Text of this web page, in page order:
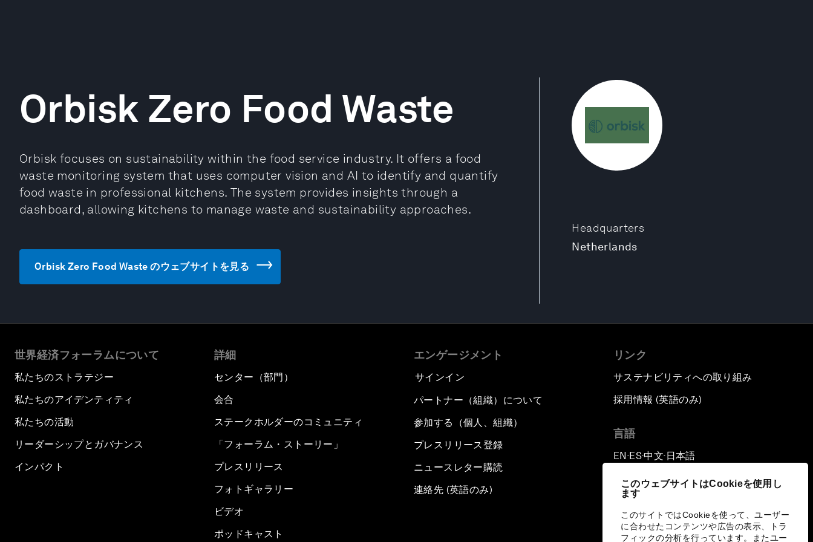
このウェブサイトはCookieを使用し
ます
このサイトではCookieを使って、ユーザー
に合わせたコンテンツや広告の表示、トラ
フィックの分析を行っています。またユー
Headquarters
Netherlands
Orbisk Zero Food Waste
Orbisk focuses on sustainability within the food service industry. It offers a food
waste monitoring system that uses computer vision and AI to identify and quantify
food waste in professional kitchens. The system provides insights through a
dashboard, allowing kitchens to manage waste and sustainability approaches.
Orbisk Zero Food Waste のウェブサイトを見る
世界経済フォーラムについて
私たちのストラテジー
私たちのアイデンティティ
私たちの活動
リーダーシップとガバナンス
インパクト
詳細
センター（部門）
会合
ステークホルダーのコミュニティ
「フォーラム・ストーリー」
プレスリリース
フォトギャラリー
ビデオ
ポッドキャスト
エンゲージメント
サインイン
パートナー（組織）について
参加する（個人、組織）
プレスリリース登録
ニュースレター購読
連絡先 (英語のみ)
リンク
サステナビリティへの取り組み
採用情報 (英語のみ)
言語
EN ▪ES▪中文▪ 日本語